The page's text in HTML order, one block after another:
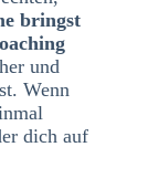
bringst
und
Wenn
dich auf